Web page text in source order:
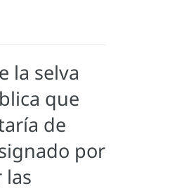
la selva
que
de
por
las